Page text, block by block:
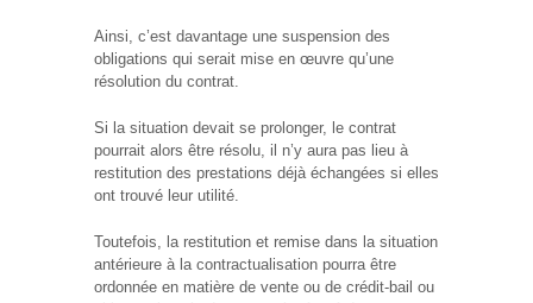
Ainsi, c’est davantage une suspension des
obligations qui serait mise en œuvre qu’une
résolution du contrat.
Si la situation devait se prolonger, le contrat
pourrait alors être résolu, il n’y aura pas lieu à
restitution des prestations déjà échangées si elles
ont trouvé leur utilité.
Toutefois, la restitution et remise dans la situation
antérieure à la contractualisation pourra être
ordonnée en matière de vente ou de crédit-bail ou